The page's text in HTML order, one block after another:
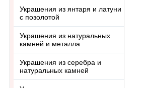
Украшения из янтаря и латуни
с позолотой
Украшения из натуральных
камней и металла
Украшения из серебра и
натуральных камней